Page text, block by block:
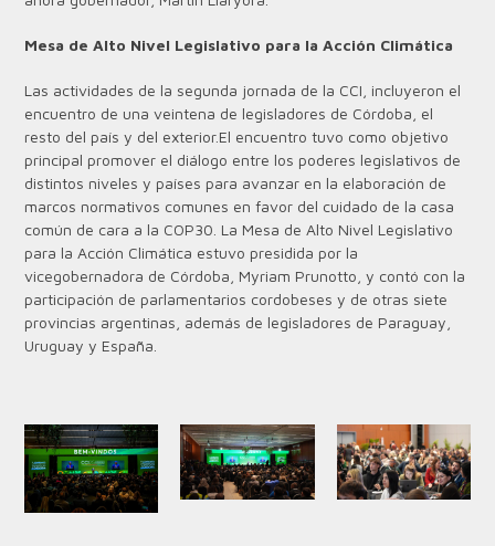
Mesa de Alto Nivel Legislativo para la Acción Climática
Las actividades de la segunda jornada de la CCI, incluyeron el
encuentro de una veintena de legisladores de Córdoba, el
resto del país y del exterior.El encuentro tuvo como objetivo
principal promover el diálogo entre los poderes legislativos de
distintos niveles y países para avanzar en la elaboración de
marcos normativos comunes en favor del cuidado de la casa
común de cara a la COP30. La Mesa de Alto Nivel Legislativo
para la Acción Climática estuvo presidida por la
vicegobernadora de Córdoba, Myriam Prunotto, y contó con la
participación de parlamentarios cordobeses y de otras siete
provincias argentinas, además de legisladores de Paraguay,
Uruguay y España.